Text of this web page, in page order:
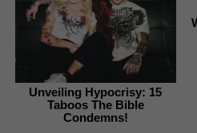
Unveiling Hypocrisy: 15
Taboos The Bible
Condemns!